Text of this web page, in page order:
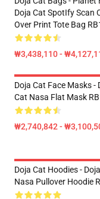
Doja Cat SpotIfy Scan
Over Print Tote Bag
₩3,438,110 -
Doja Cat Face Masks -
Cat Nasa Flat Mask
₩2,740,842 -
Doja Cat Hoodies -
Nasa Pullover Hoodie